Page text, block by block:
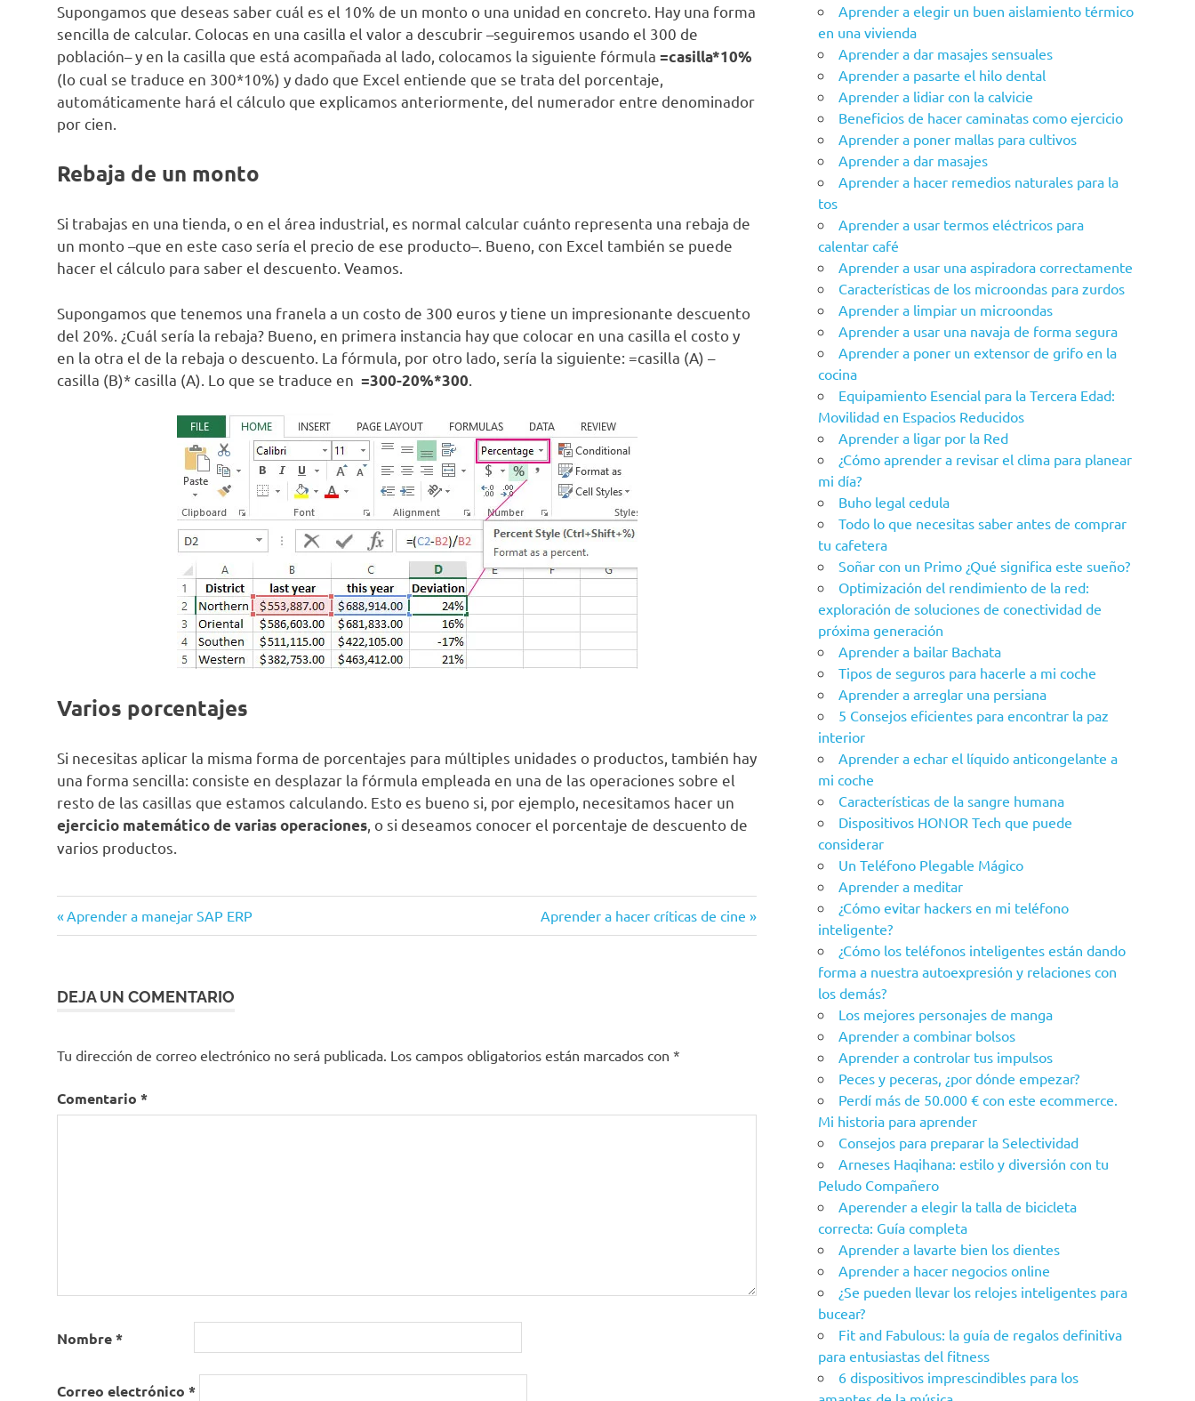
Supongamos que deseas saber cuál es el 10% de un monto o una unidad en concreto. Hay una forma
sencilla de calcular. Colocas en una casilla el valor a descubrir –seguiremos usando el 300 de
población– y en la casilla que está acompañada al lado, colocamos la siguiente fórmula =casilla*10%
(lo cual se traduce en 300*10%) y dado que Excel entiende que se trata del porcentaje,
automáticamente hará el cálculo que explicamos anteriormente, del numerador entre denominador
por cien.
Rebaja de un monto
Si trabajas en una tienda, o en el área industrial, es normal calcular cuánto representa una rebaja de
un monto –que en este caso sería el precio de ese producto–. Bueno, con Excel también se puede
hacer el cálculo para saber el descuento. Veamos.
Supongamos que tenemos una franela a un costo de 300 euros y tiene un impresionante descuento
del 20%. ¿Cuál sería la rebaja? Bueno, en primera instancia hay que colocar en una casilla el costo y
en la otra el de la rebaja o descuento. La fórmula, por otro lado, sería la siguiente: =casilla (A) –
casilla (B)* casilla (A). Lo que se traduce en =300-20%*300
Varios porcentajes
Si necesitas aplicar la misma forma de porcentajes para múltiples unidades o productos, también hay
una forma sencilla: consiste en desplazar la fórmula empleada en una de las operaciones sobre el
resto de las casillas que estamos calculando. Esto es bueno si, por ejemplo, necesitamos hacer un
ejercicio matemático de varias operaciones , o si deseamos conocer el porcentaje de descuento de
varios productos.
Navegación
entradas
Entrada
anterior:
Aprender a manejar SAP ERP
Siguiente
entrada:
Aprender a hacer críticas de cine
DEJA UN COMENTARIO
Tu dirección de correo electrónico no será publicada. Los campos obligatorios están marcados con *
Comentario *
Nombre*
Correo electrónico *
Aprender a elegir un buen aislamiento térmico
en una vivienda
Aprender a dar masajes sensuales
Aprender a pasarte el hilo dental
Aprender a lidiar con la calvicie
Beneficios de hacer caminatas como ejercicio
Aprender a poner mallas para cultivos
Aprender a dar masajes
Aprender a hacer remedios naturales para la
tos
Aprender a usar termos eléctricos para
calentar café
Aprender a usar una aspiradora correctamente
Características de los microondas para zurdos
Aprender a limpiar un microondas
Aprender a usar una navaja de forma segura
Aprender a poner un extensor de grifo en la
cocina
Equipamiento Esencial para la Tercera Edad:
Movilidad en Espacios Reducidos
Aprender a ligar por la Red
¿Cómo aprender a revisar el clima para planear
mi día?
Buho legal cedula
Todo lo que necesitas saber antes de comprar
tu cafetera
Soñar con un Primo ¿Qué significa este sueño?
Optimización del rendimiento de la red:
exploración de soluciones de conectividad de
próxima generación
Aprender a bailar Bachata
Tipos de seguros para hacerle a mi coche
Aprender a arreglar una persiana
5 Consejos eficientes para encontrar la paz
interior
Aprender a echar el líquido anticongelante a
mi coche
Características de la sangre humana
Dispositivos HONOR Tech que puede
considerar
Un Teléfono Plegable Mágico
Aprender a meditar
¿Cómo evitar hackers en mi teléfono
inteligente?
¿Cómo los teléfonos inteligentes están dando
forma a nuestra autoexpresión y relaciones con
los demás?
Los mejores personajes de manga
Aprender a combinar bolsos
Aprender a controlar tus impulsos
Peces y peceras, ¿por dónde empezar?
Perdí más de 50.000 € con este ecommerce.
Mi historia para aprender
Consejos para preparar la Selectividad
Arneses Haqihana: estilo y diversión con tu
Peludo Compañero
Aperender a elegir la talla de bicicleta
correcta: Guía completa
Aprender a lavarte bien los dientes
Aprender a hacer negocios online
¿Se pueden llevar los relojes inteligentes para
bucear?
Fit and Fabulous: la guía de regalos definitiva
para entusiastas del fitness
6 dispositivos imprescindibles para los